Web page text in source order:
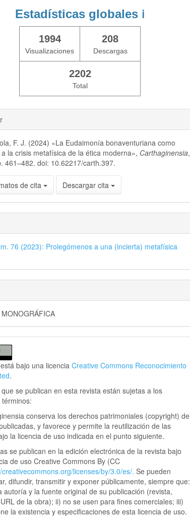
Estadísticas globales ℹ️
1994
Visualizaciones
208
Descargas
2202
Total
F. J. (2024) «La Eudaimonía bonaventuriana como
la crisis metafísica de la ética moderna», Carthaginensia,
461–482. doi: 10.62217/carth.397.
de cita Descargar cita
76 (2023): Prolegómenos a una (incierta) metafísica
bajo una licenciaCreative Commons Reconocimiento
.
se publican en esta revista están sujetas a los
conserva los derechos patrimoniales (copyright) de
y favorece y permite la reutilización de las
la licencia de uso indicada en el punto siguiente.
se publican en la edición electrónica de la revista bajo
de uso Creative Commons By (CC
creativecommons.org/licenses/by/3.0/es/.Se pueden
difundir, transmitir y exponer públicamente, siempre que:
autoría y la fuente original de su publicación (revista,
de la obra); ii) no se usen para fines comerciales; iii)
la existencia y especificaciones de esta licencia de uso.